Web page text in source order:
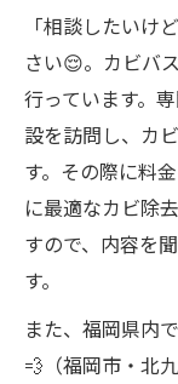
「相談したい
さい😌。カビバ
行っています。
設を訪問し、カ
す。その際に料
に最適なカビ除
すので、内容を
す。
また、福岡県内
💨（福岡市・北